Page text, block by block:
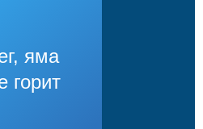
яма
горит